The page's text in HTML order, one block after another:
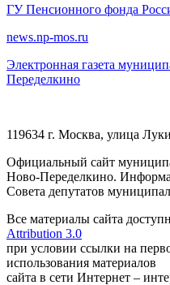
ГУ Пенсионного фонда
news.np-mos.ru
Электронная газета
Переделкино
119634 г. Москва, улица
Официальный сайт
Ново-Переделкино.
Совета депутатов
Все материалы сайта
Attribution 3.0
при условии ссылки на
использования материалов
сайта в сети Интернет –